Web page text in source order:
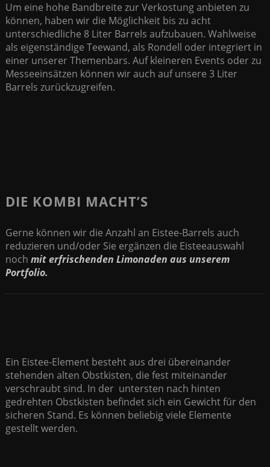
Um eine hohe Bandbreite zur Verkostung anbieten zu
können, haben wir die Möglichkeit bis zu acht
unterschiedliche 8 Liter Barrels aufzubauen. Wahlweise
als eigenständige Teewand, als Rondell oder integriert in
einer unserer Themenbars. Auf kleineren Events oder zu
Messeeinsätzen können wir auch auf unsere 3 Liter
Barrels zurückzugreifen.
DIE KOMBI MACHT’S
Gerne können wir die Anzahl an Eistee-Barrels auch
reduzieren und/oder Sie ergänzen die Eisteeauswahl
noch mit erfrischenden Limonaden aus unserem
Portfolio.
Ein Eistee-Element besteht aus drei übereinander
stehenden alten Obstkisten, die fest miteinander
verschraubt sind. In der untersten nach hinten
gedrehten Obstkisten befindet sich ein Gewicht für den
sicheren Stand. Es können beliebig viele Elemente
gestellt werden.